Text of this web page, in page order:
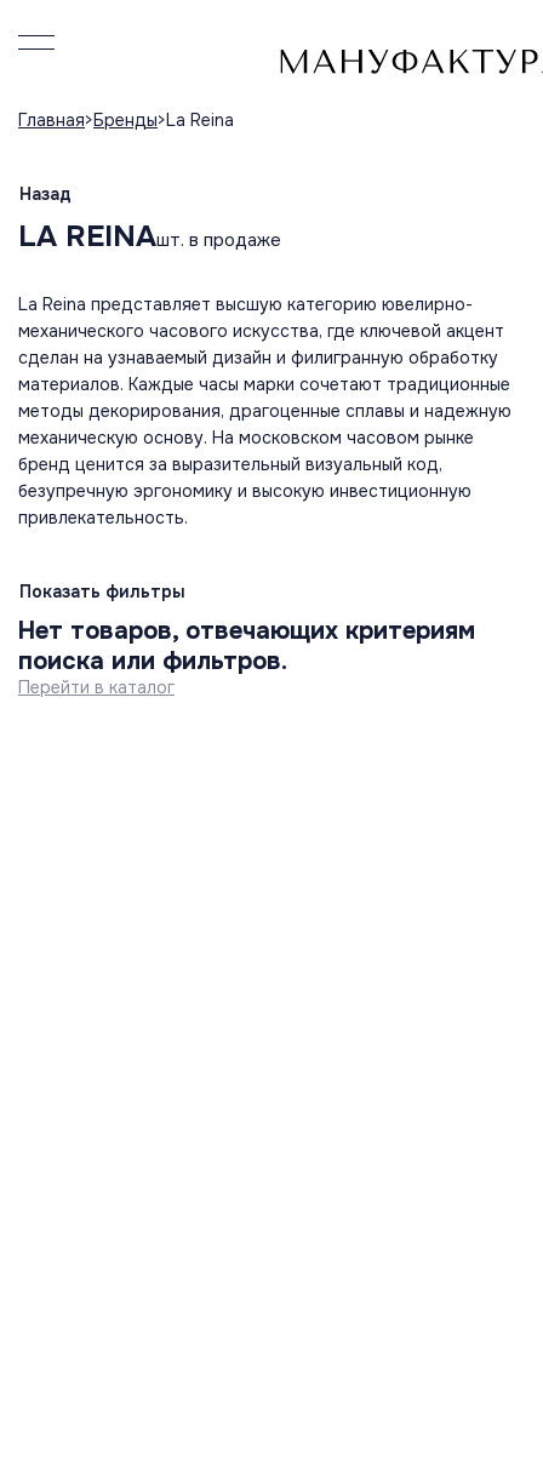
Главная Бренды La Reina
Назад
LA REINAшт. в продаже
La Reina представляет высшую категорию ювелирно-
механического часового искусства, где ключевой акцент
сделан на узнаваемый дизайн и филигранную обработку
материалов. Каждые часы марки сочетают традиционные
методы декорирования, драгоценные сплавы и надежную
механическую основу. На московском часовом рынке
бренд ценится за выразительный визуальный код,
безупречную эргономику и высокую инвестиционную
привлекательность.
Показать фильтры
Нет товаров, отвечающих критериям
поиска или фильтров.
Перейти в каталог